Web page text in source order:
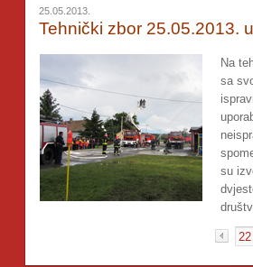
25.05.2013.
Tehnički zbor 25.05.2013.
Na
sa
su
22